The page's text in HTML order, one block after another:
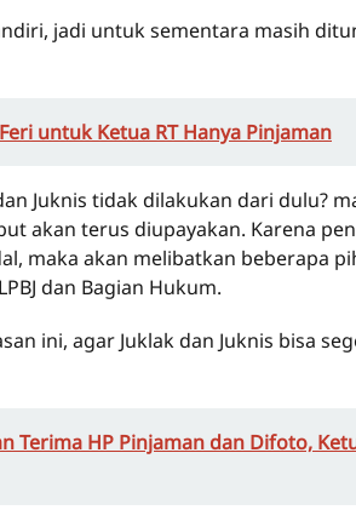
jadi untuk sementara masih
untuk Ketua RT Hanya Pinjaman
Juknis tidak dilakukan dari dulu?
akan terus diupayakan. Karena
maka akan melibatkan beberapa
dan Bagian Hukum.
ini, agar Juklak dan Juknis bisa
Terima HP Pinjaman dan Difoto,